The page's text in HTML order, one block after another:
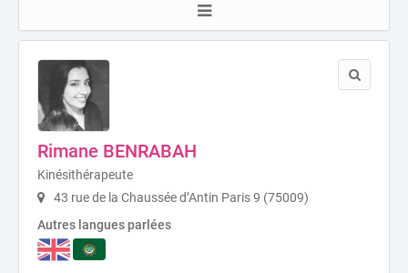
Rimane BENRABAH
Kinésithérapeute
43 rue de la Chaussée d’Antin Paris 9 (75009)
Autres langues parlées